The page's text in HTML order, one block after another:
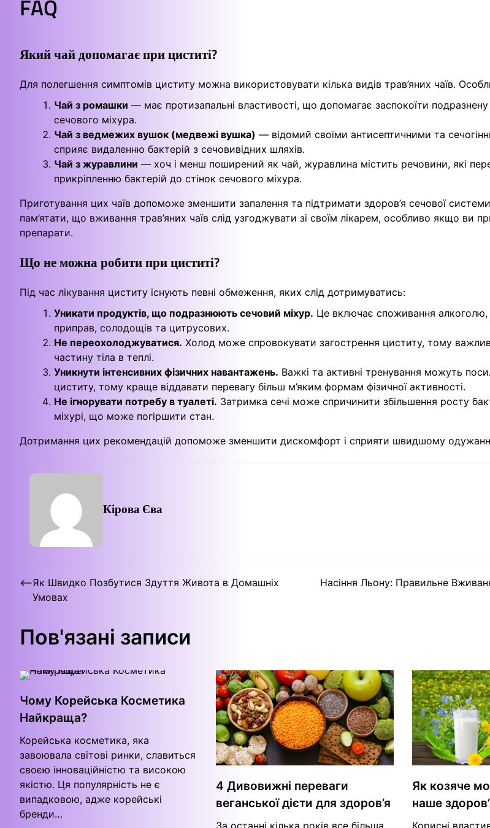
FAQ
Який чай допомагає при циститі?
Для полегшення симптомів циститу можна використовувати кілька видів трав’яних чаїв.
Чай з ромашки — має протизапальні властивості, що допомагає заспокоїти
сечового міхура.
Чай з ведмежих вушок (медвежі вушка) — відомий своїми антисептичними та
сприяє видаленню бактерій з сечовивідних шляхів.
Чай з журавлини — хоч і менш поширений як чай, журавлина містить речовини, які
прикріпленню бактерій до стінок сечового міхура.
Приготування цих чаїв допоможе зменшити запалення та підтримати здоров’я сечової
пам’ятати, що вживання трав’яних чаїв слід узгоджувати зі своїм лікарем, особливо якщо ви
препарати.
Що не можна робити при циститі?
Під час лікування циститу існують певні обмеження, яких слід дотримуватись:
Уникати продуктів, що подразнюють сечовий міхур. Це включає споживання алкоголю,
приправ, солодощів та цитрусових.
Не переохолоджуватися. Холод може спровокувати загострення циститу, тому
частину тіла в теплі.
Уникнути інтенсивних фізичних навантажень. Важкі та активні тренування можуть
циститу, тому краще віддавати перевагу більш м’яким формам фізичної активності.
Не ігнорувати потребу в туалеті. Затримка сечі може спричинити збільшення росту
міхурі, що може погіршити стан.
Дотримання цих рекомендацій допоможе зменшити дискомфорт і сприяти швидшому
Кірова Єва
Навігація
записів
⟵Як Швидко Позбутися Здуття Живота в Домашніх
Умовах
Насіння Льону: Правильне
Пов'язані записи
Чому Корейська Косметика
Найкраща?
Корейська косметика, яка
завоювала світові ринки, славиться
своєю інноваційністю та високою
якістю. Ця популярність не є
випадковою, адже корейські
бренди…
4 Дивовижні переваги
веганської дієти для здоров’я
За останні кілька років все більша
Як козяче
наше
Корисні